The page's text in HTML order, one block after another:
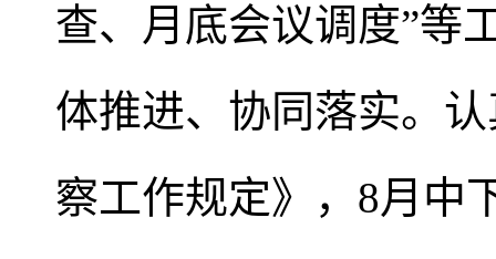
查、月底会议调度”等
体推进、协同落实。
察工作规定》，8月中